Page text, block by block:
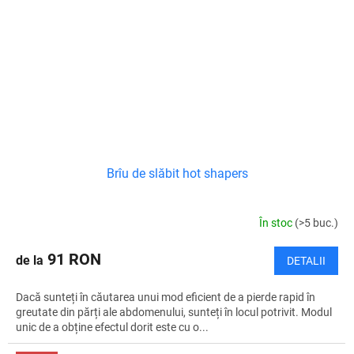
Brîu de slăbit hot shapers
În stoc (>5 buc.)
de la 91 RON DETALII
Dacă sunteți în căutarea unui mod eficient de a pierde rapid în
greutate din părți ale abdomenului, sunteți în locul potrivit. Modul
unic de a obține efectul dorit este cu o...